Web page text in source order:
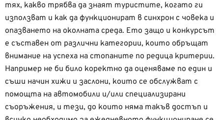
тях, какво трябва да знаят туристите, когато ги
използват и как да функционират в синхрон с човека и
опазването на околната среда. Ето защо и конкурсът
е съставен от различни категории, които обръщат
внимание на успеха на стопаните по редица критерии.
Например не би било коректно да оценяваме по един и
съши начин хижи и заслони, които се обслужват с
помощта на автомобили и/или специализирани
съоръжения, и тези, до които няма такъв достъп и